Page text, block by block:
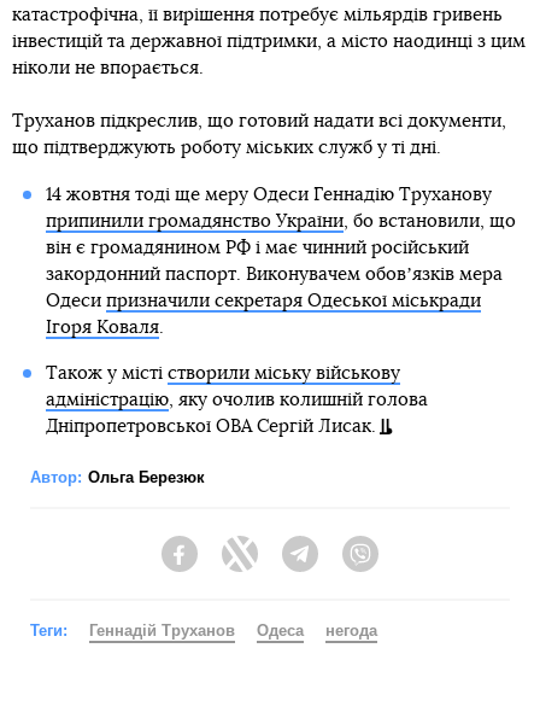
катастрофічна, її вирішення потребує мільярдів гривень
інвестицій та державної підтримки, а місто наодинці з цим
ніколи не впорається.
Труханов підкреслив, що готовий надати всі документи,
що підтверджують роботу міських служб у ті дні.
14 жовтня тоді ще меру Одеси Геннадію Труханову
припинили громадянство України, бо встановили, що
він є громадянином РФ і має чинний російський
закордонний паспорт. Виконувачем обовʼязків мера
Одеси призначили секретаря Одеської міськради
Ігоря Коваля.
Також у місті створили міську військову
адміністрацію, яку очолив колишній голова
Дніпропетровської ОВА Сергій Лисак.
Автор: Ольга Березюк
FacebookTwitter Telegram
Теги: Геннадій Труханов Одеса негода